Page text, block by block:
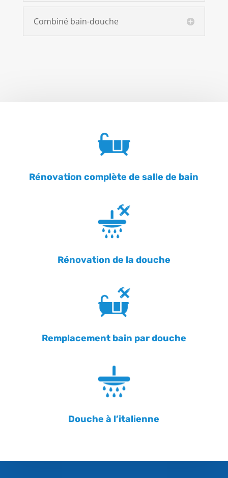
Combiné bain-douche
Rénovation complète de salle de bain
Rénovation de la douche
Remplacement bain par douche
Douche à l’italienne